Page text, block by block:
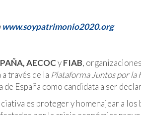
www.soypatrimonio2020.org
AECOCyFIAB,
través de la Plataforma Juntos por la
España como candidata a ser
es proteger y homenajear a